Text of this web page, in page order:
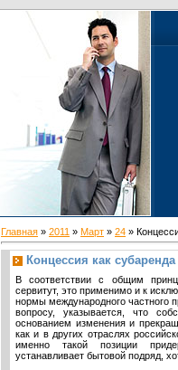
Главная » 2011 » Март » 24 »
Концессия как субаренда
В соответствии с общим
сервитут, это применимо и к
нормы международного частного
вопросу, указывается, что
основанием изменения и
как и в других отраслях
именно такой позиции
устанавливает бытовой подряд,